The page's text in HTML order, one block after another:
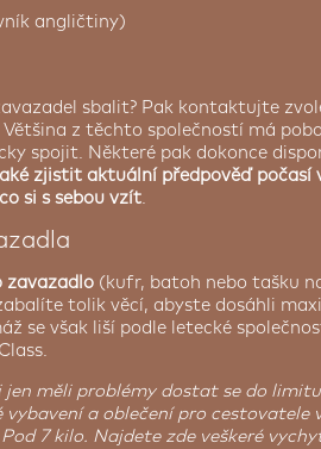
angličtiny)
sbalit? Pak kontaktujte
z těchto společností má
spojit. Některé pak dokonce
zjistit aktuální předpověď počasí
si s sebou vzít.
zavazadlo (kufr, batoh nebo tašku
tolik věcí, abyste dosáhli
se však liší podle letecké
měli problémy dostat se do
a oblečení pro cestovatele
7 kilo. Najdete zde veškeré